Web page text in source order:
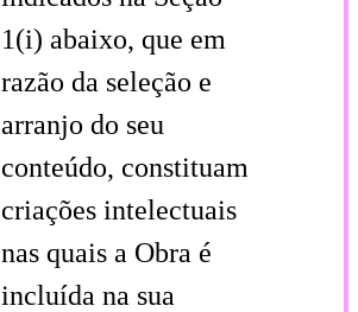
1(i) abaixo, que em
razão da seleção e
arranjo do seu
conteúdo, constituam
criações intelectuais
nas quais a Obra é
incluída na sua